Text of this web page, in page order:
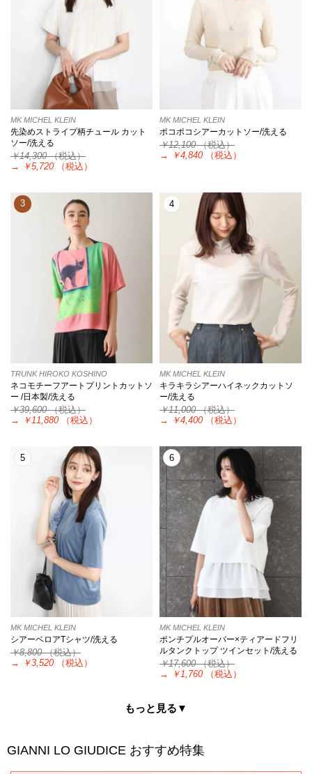
MK MICHEL KLEIN
先染めストライプ柄チュール カット
ソー/洗える
￥14,300（税込）
→
￥5,720 （税込）
MK MICHEL KLEIN
ポコポコシアーカットソー/洗える
￥12,100（税込）
→
￥4,840 （税込）
3
TRUNK HIROKO KOSHINO
ネコモチーフアートプリントカットソ
ー /日本製/洗える
￥39,600（税込）
→
￥11,880 （税込）
4
MK MICHEL KLEIN
キラキラシアーハイネックカットソ
ー/洗える
￥11,000（税込）
→
￥4,400 （税込）
5
MK MICHEL KLEIN
シアーベロアTシャツ/洗える
￥8,800（税込）
→
￥3,520 （税込）
6
MK MICHEL KLEIN
ポンチプルオーバー×ティアードフリ
ルタンクトップ ツインセット/洗える
￥17,600（税込）
→
￥1,760 （税込）
もっと見る▼
GIANNI LO GIUDICE おすすめ特集